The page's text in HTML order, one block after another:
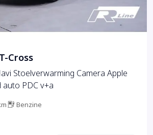
Cross
Stoelverwarming Camera Apple
PDC v+a
Benzine